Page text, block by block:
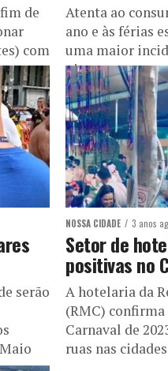
de
com
Atenta ao
ano e às férias
uma maior
pipas...
serão
NOSSA CIDADE 3 anos
Setor de
positivas no
A hotelaria da
(RMC) confirma
Carnaval de
ruas nas